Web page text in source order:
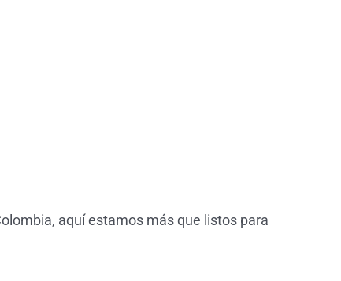
aquí estamos más que listos para